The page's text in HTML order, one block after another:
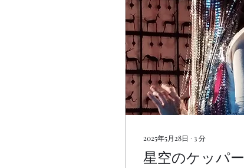
2025年5月28日 ∙ 3分
星空のケッパー